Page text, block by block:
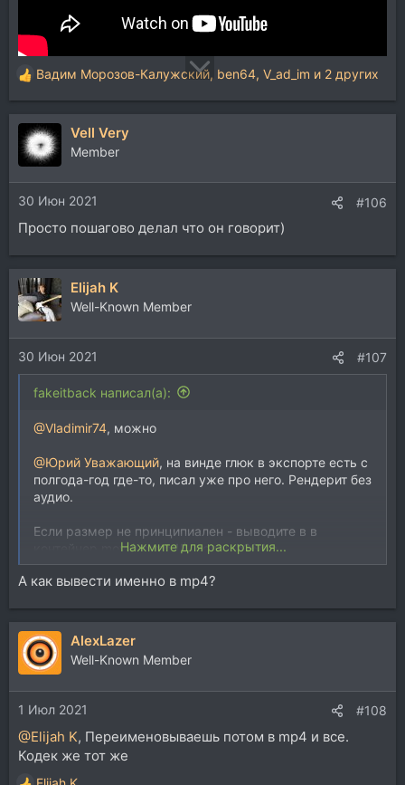
Р
е
а
ц
и
и
:
Вадим Морозов-Калужский, ben64, V_ad_im и 2 других
Vell Very
Member
30 Июн 2021 #106
Просто пошагово делал что он говорит)
Elijah K
Well-Known Member
30 Июн 2021 #107
fakeitback написал(а):
@Vladimir74, можно
@Юрий Уважающий, на винде глюк в экспорте есть с
полгода-год где-то, писал уже про него. Рендерит без
аудио.
Если размер не принципиален - выводите в в
контейнер mov (не mp4!), кодек h264 с
аудиодорожкой в wav, там всё ок
Нажмите для раскрытия...
А как вывести именно в mp4?
AlexLazer
Well-Known Member
1 Июл 2021 #108
@Elijah K, Переименовываешь потом в mp4 и все.
Кодек же тот же